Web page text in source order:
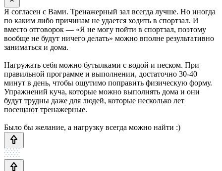
Я согласен с Вами. Тренажерный зал всегда лучше. Но иногда
по каким либо причинам не удается ходить в спортзал. И
вместо отговорок — «Я не могу пойти в спортзал, поэтому
вообще не будут ничего делать» можно вполне результативно
заниматься и дома.
Нагружать себя можно бутылками с водой и песком. При
правильной программе и выполнении, достаточно 30-40
минут в день, чтобы ощутимо поправить физическую форму.
Упражнений куча, которые можно выполнять дома и они
будут трудны даже для людей, которые несколько лет
посещают тренажерные.
Было бы желание, а нагрузку всегда можно найти :)